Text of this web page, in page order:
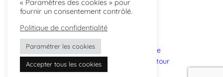
L’atelier
Savoir-faire
Projets
Points de vente
Livraison et retour
« Paramètres des cookies » pour
fournir un consentement contrôlé.
Politique de confidentialité
Paramétrer les cookies
Accepter tous les cookies